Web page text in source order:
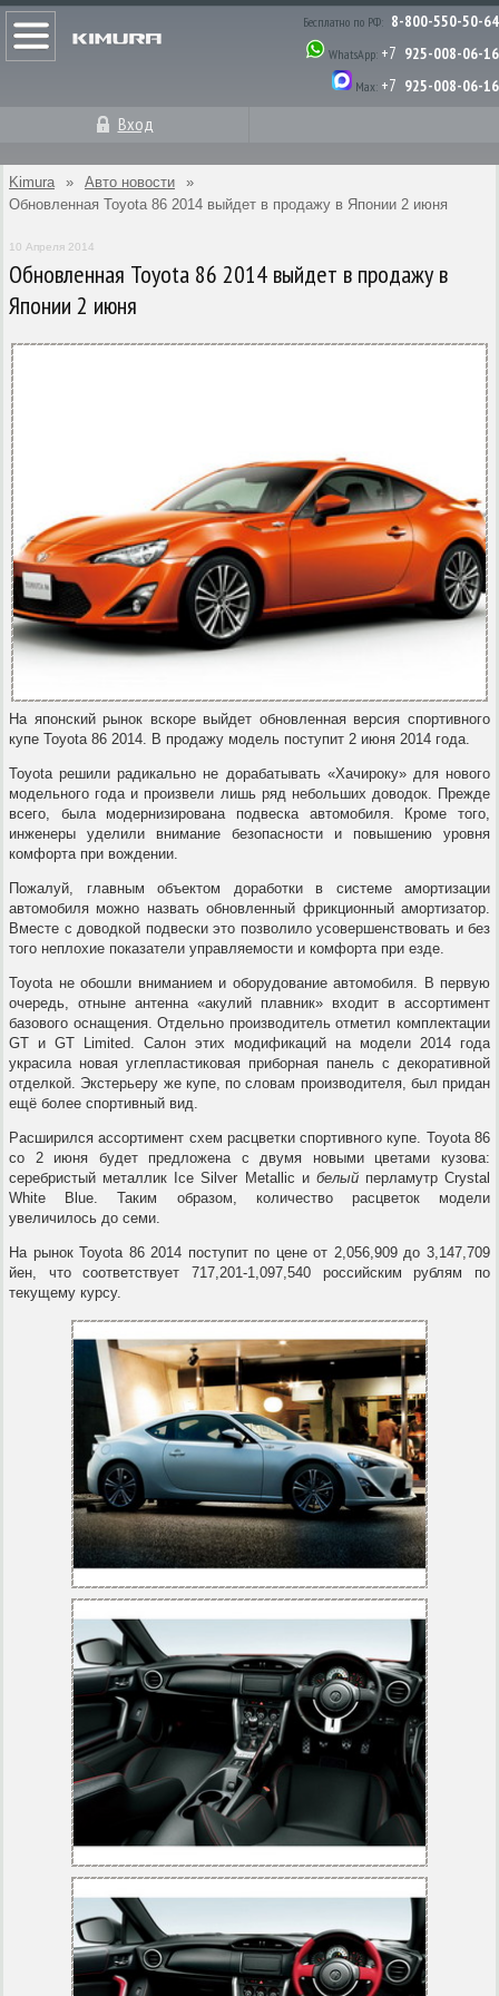
Бесплатно по РФ: 8-800-550-50-64
WhatsApp: +7 925-008-06-16
Max: +7 925-008-06-16
Вход
Kimura » Авто новости
»
Обновленная Toyota 86 2014 выйдет в продажу в Японии 2 июня
10 Апреля 2014
Обновленная Toyota 86 2014 выйдет в продажу в
Японии 2 июня
На японский рынок вскоре выйдет обновленная версия спортивного
купе Toyota 86 2014. В продажу модель поступит 2 июня 2014 года.
Toyota решили радикально не дорабатывать «Хачироку» для нового
модельного года и произвели лишь ряд небольших доводок. Прежде
всего, была модернизирована подвеска автомобиля. Кроме того,
инженеры уделили внимание безопасности и повышению уровня
комфорта при вождении.
Пожалуй, главным объектом доработки в системе амортизации
автомобиля можно назвать обновленный фрикционный амортизатор.
Вместе с доводкой подвески это позволило усовершенствовать и без
того неплохие показатели управляемости и комфорта при езде.
Toyota не обошли вниманием и оборудование автомобиля. В первую
очередь, отныне антенна «акулий плавник» входит в ассортимент
базового оснащения. Отдельно производитель отметил комплектации
GT и GT Limited. Салон этих модификаций на модели 2014 года
украсила новая углепластиковая приборная панель с декоративной
отделкой. Экстерьеру же купе, по словам производителя, был придан
ещё более спортивный вид.
Расширился ассортимент схем расцветки спортивного купе. Toyota 86
со 2 июня будет предложена с двумя новыми цветами кузова:
серебристый металлик Ice Silver Metallic и белыйперламутр Crystal
White Blue. Таким образом, количество расцветок модели
увеличилось до семи.
На рынок Toyota 86 2014 поступит по цене от 2,056,909 до 3,147,709
йен, что соответствует 717,201-1,097,540 российским рублям по
текущему курсу.